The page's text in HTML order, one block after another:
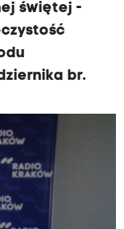
świętej -
br.